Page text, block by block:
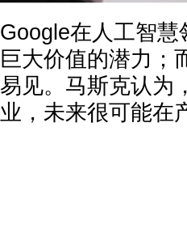
在人工智
大价值的潜力；
见。马斯克认为
，未来很可能在